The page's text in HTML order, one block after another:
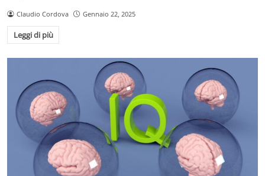
Claudio Cordova Gennaio 22, 2025
Leggi di più